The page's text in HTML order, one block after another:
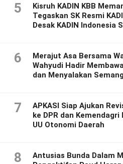
5
Kisruh KADIN KBB
Tegaskan SK Resmi
Desak KADIN Indonesia
6
Merajut Asa Bersama
Wahyudi Hadir
dan Menyalakan
7
APKASI Siap Ajukan
ke DPR dan
UU Otonomi Daerah
8
Antusias Bunda Dalam